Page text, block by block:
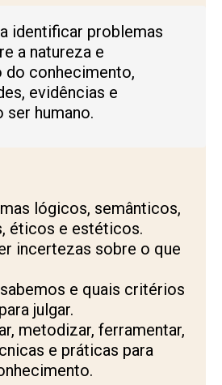
identificar problemas
a natureza e
do conhecimento,
evidências e
humano.
lógicos, semânticos,
éticos e estéticos.
incertezas sobre o que
e quais critérios
julgar.
metodizar, ferramentar,
e práticas para